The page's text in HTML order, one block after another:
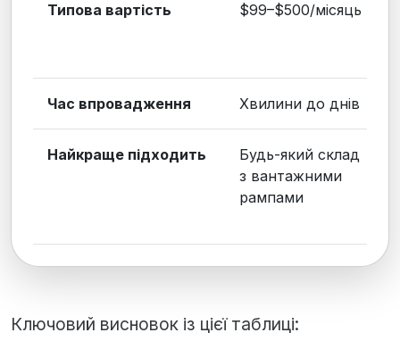
Типова вартість $99–$500/місяць
Час впровадження Хвилини до днів
Найкраще підходить
Будь-який склад
з вантажними
рампами
Ключовий висновок із цієї таблиці: